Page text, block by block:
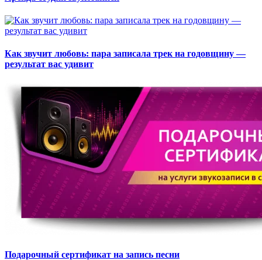
Как звучит любовь: пара записала трек на годовщину —
результат вас удивит
Подарочный сертификат на запись песни